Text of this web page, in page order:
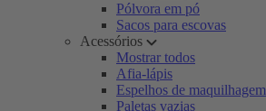
Pólvora em pó
Sacos para escovas
Acessórios
Mostrar todos
Afia-lápis
Espelhos de maquilhagem
Paletas vazias